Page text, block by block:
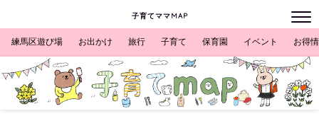
子育てママMAP
練馬区遊び場 お出かけ 旅行 子育て 保育園 イベント お得